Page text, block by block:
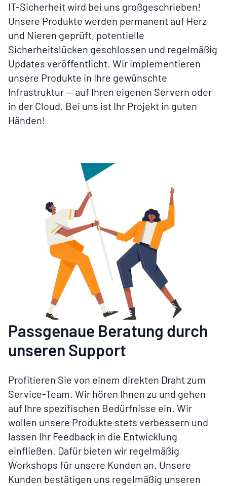
IT-Sicherheit wird bei uns großgeschrieben!
Unsere Produkte werden permanent auf Herz
und Nieren geprüft, potentielle
Sicherheitslücken geschlossen und regelmäßig
Updates veröffentlicht. Wir implementieren
unsere Produkte in Ihre gewünschte
Infrastruktur — auf Ihren eigenen Servern oder
in der Cloud. Bei uns ist Ihr Projekt in guten
Händen!
Passgenaue Beratung durch
unseren Support
Profitieren Sie von einem direkten Draht zum
Service-Team. Wir hören Ihnen zu und gehen
auf Ihre spezifischen Bedürfnisse ein. Wir
wollen unsere Produkte stets verbessern und
lassen Ihr Feedback in die Entwicklung
einfließen. Dafür bieten wir regelmäßig
Workshops für unsere Kunden an. Unsere
Kunden bestätigen uns regelmäßig unseren